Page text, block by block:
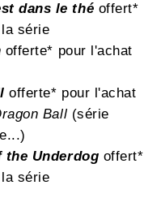
dans le thé offert*
série
offerte* pour l'achat
offerte* pour l'achat
Ball (série
the Underdog offert*
série